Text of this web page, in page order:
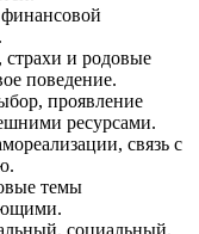
и родовые
поведение.
проявление
ресурсами.
связь с
темы
социальный,